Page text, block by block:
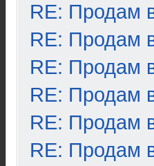
RE: Продам
RE: Продам
RE: Продам
RE: Продам
RE: Продам
RE: Продам